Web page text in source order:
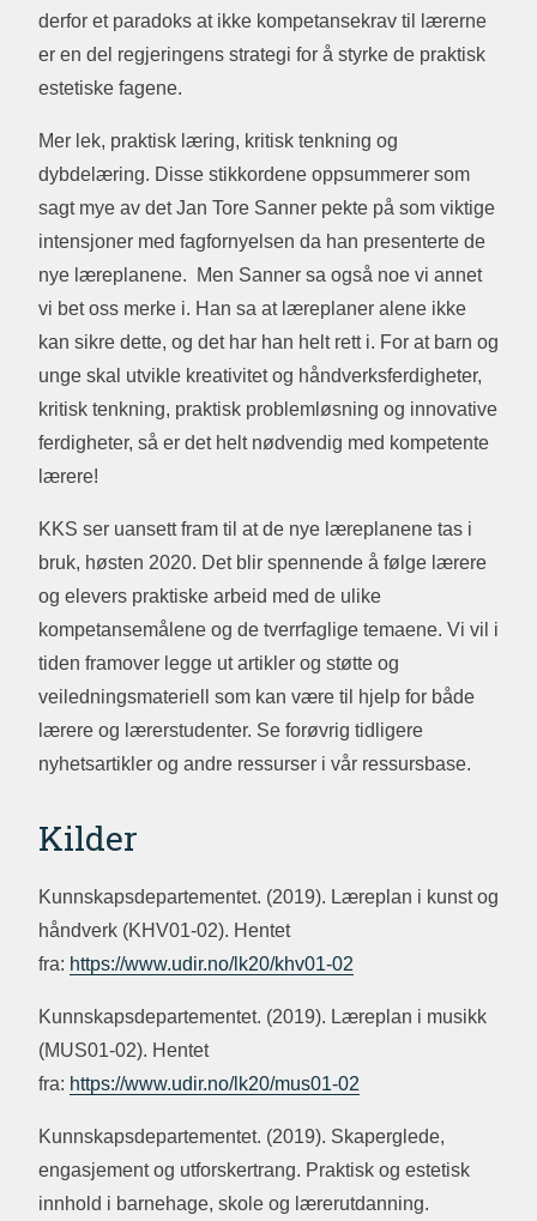
derfor et paradoks at ikke kompetansekrav til lærerne
er en del regjeringens strategi for å styrke de praktisk
estetiske fagene.
Mer lek, praktisk læring, kritisk tenkning og
dybdelæring. Disse stikkordene oppsummerer som
sagt mye av det Jan Tore Sanner pekte på som viktige
intensjoner med fagfornyelsen da han presenterte de
nye læreplanene. Men Sanner sa også noe vi annet
vi bet oss merke i. Han sa at læreplaner alene ikke
kan sikre dette, og det har han helt rett i. For at barn og
unge skal utvikle kreativitet og håndverksferdigheter,
kritisk tenkning, praktisk problemløsning og innovative
ferdigheter, så er det helt nødvendig med kompetente
lærere!
KKS ser uansett fram til at de nye læreplanene tas i
bruk, høsten 2020. Det blir spennende å følge lærere
og elevers praktiske arbeid med de ulike
kompetansemålene og de tverrfaglige temaene. Vi vil i
tiden framover legge ut artikler og støtte og
veiledningsmateriell som kan være til hjelp for både
lærere og lærerstudenter. Se forøvrig tidligere
nyhetsartikler og andre ressurser i vår ressursbase.
Kilder
Kunnskapsdepartementet. (2019). Læreplan i kunst og
håndverk (KHV01-02). Hentet
fra: https://www.udir.no/lk20/khv01-02
Kunnskapsdepartementet. (2019). Læreplan i musikk
(MUS01-02). Hentet
fra: https://www.udir.no/lk20/mus01-02
Kunnskapsdepartementet. (2019). Skaperglede,
engasjement og utforskertrang. Praktisk og estetisk
innhold i barnehage, skole og lærerutdanning.